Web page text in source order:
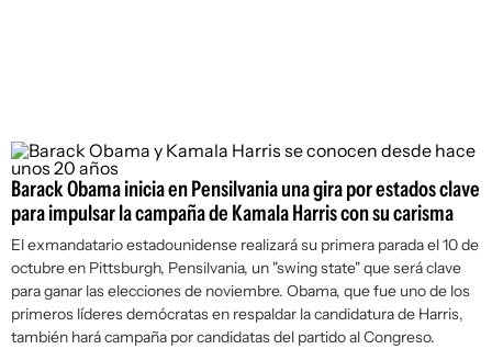
Barack Obama inicia en Pensilvania una gira por estados clave
para impulsar la campaña de Kamala Harris con su carisma
El exmandatario estadounidense realizará su primera parada el 10 de
octubre en Pittsburgh, Pensilvania, un "swing state" que será clave
para ganar las elecciones de noviembre. Obama, que fue uno de los
primeros líderes demócratas en respaldar la candidatura de Harris,
también hará campaña por candidatas del partido al Congreso.